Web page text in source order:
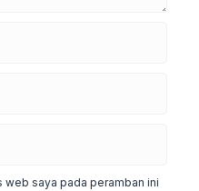
web saya pada peramban ini